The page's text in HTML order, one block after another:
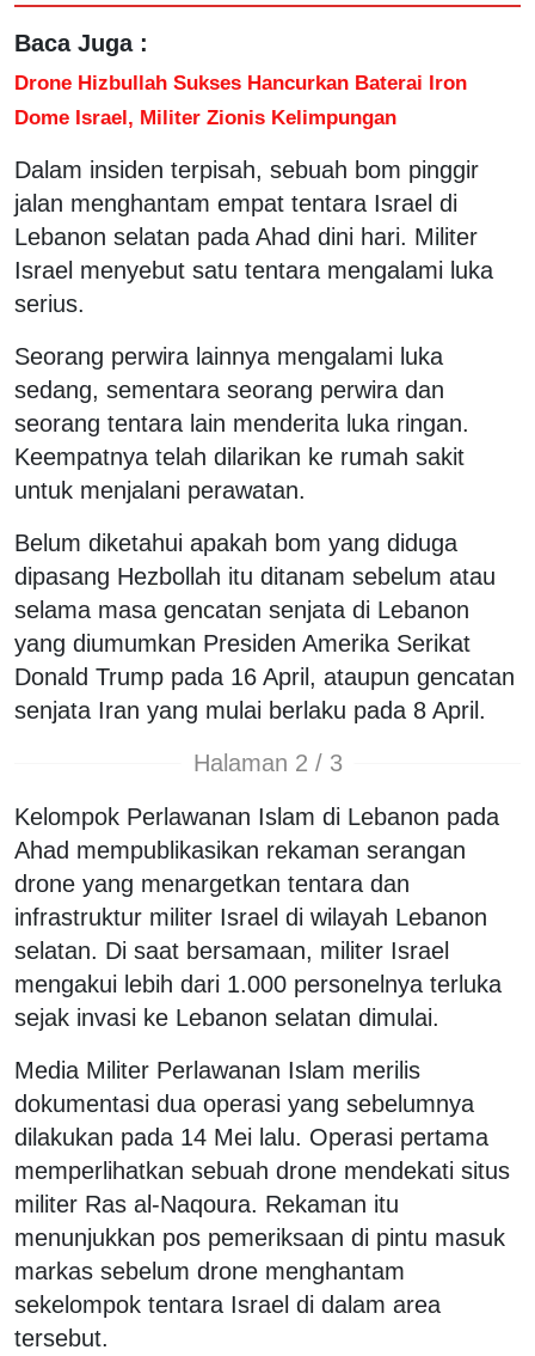
Baca Juga :
Drone Hizbullah Sukses Hancurkan Baterai Iron
Dome Israel, Militer Zionis Kelimpungan
Dalam insiden terpisah, sebuah bom pinggir
jalan menghantam empat tentara Israel di
Lebanon selatan pada Ahad dini hari. Militer
Israel menyebut satu tentara mengalami luka
serius.
Seorang perwira lainnya mengalami luka
sedang, sementara seorang perwira dan
seorang tentara lain menderita luka ringan.
Keempatnya telah dilarikan ke rumah sakit
untuk menjalani perawatan.
Belum diketahui apakah bom yang diduga
dipasang Hezbollah itu ditanam sebelum atau
selama masa gencatan senjata di Lebanon
yang diumumkan Presiden Amerika Serikat
Donald Trump pada 16 April, ataupun gencatan
senjata Iran yang mulai berlaku pada 8 April.
Halaman 2 / 3
Kelompok Perlawanan Islam di Lebanon pada
Ahad mempublikasikan rekaman serangan
drone yang menargetkan tentara dan
infrastruktur militer Israel di wilayah Lebanon
selatan. Di saat bersamaan, militer Israel
mengakui lebih dari 1.000 personelnya terluka
sejak invasi ke Lebanon selatan dimulai.
Media Militer Perlawanan Islam merilis
dokumentasi dua operasi yang sebelumnya
dilakukan pada 14 Mei lalu. Operasi pertama
memperlihatkan sebuah drone mendekati situs
militer Ras al-Naqoura. Rekaman itu
menunjukkan pos pemeriksaan di pintu masuk
markas sebelum drone menghantam
sekelompok tentara Israel di dalam area
tersebut.